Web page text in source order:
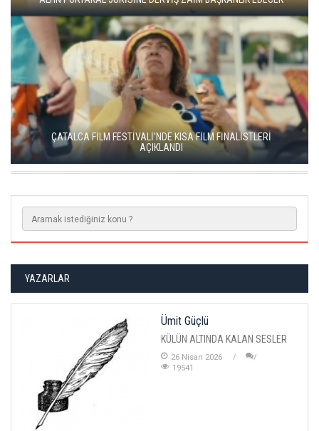
YEŞİM USTAOĞLU'NUN "ARTAKALAN"I SAN SEBASTIÁN'DA
DÜNYA PRÖMİYERİNİ YAPACAK
YAZARLAR
Ümit Güçlü
KÜLÜN ALTINDA KALAN SESLER
26 Nisan 2026
19541